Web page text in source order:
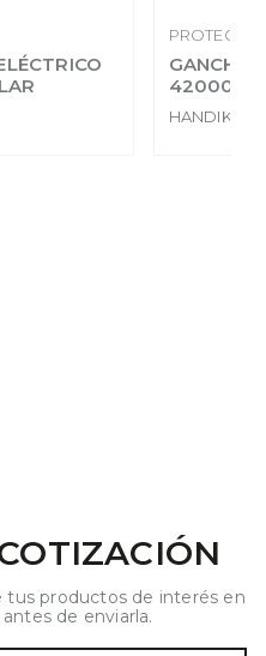
GANCHO
42000BL
HANDIK
tus productos de interés en
de enviarla.